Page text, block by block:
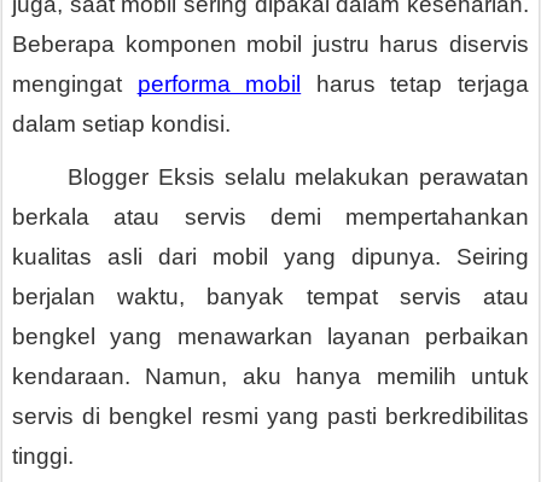
Beberapa komponen mobil justru harus diservis
mengingat performa mobil
harus tetap terjaga
dalam setiap kondisi.
berkala atau servis demi mempertahankan
kualitas asli dari mobil yang dipunya. Seiring
berjalan waktu, banyak tempat servis atau
bengkel yang menawarkan layanan perbaikan
kendaraan. Namun, aku hanya memilih untuk
servis di bengkel resmi yang pasti berkredibilitas
tinggi.